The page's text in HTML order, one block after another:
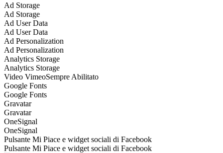
Ad Storage
Ad Storage
Ad User Data
Ad User Data
Ad Personalization
Ad Personalization
Analytics Storage
Analytics Storage
Video VimeoSempre Abilitato
Google Fonts
Google Fonts
Gravatar
Gravatar
OneSignal
OneSignal
Pulsante Mi Piace e widget sociali di Facebook
Pulsante Mi Piace e widget sociali di Facebook